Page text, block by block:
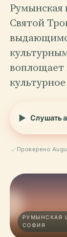
Румынская
Святой
воплощает
Слушать
Проверено
РУМЫНСКАЯ
СОФИЯ